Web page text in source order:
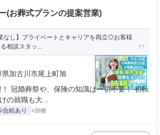
(お葬式プランの提案営業)
なし】プライベートとキャリアを両立◎お客様
相談スタッ...
加古川市尾上町旭
冠婚葬祭や、保険の知識は一切不要！ 初転
の就職も大...
合給あり +26個